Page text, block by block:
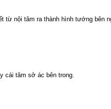
từ nội tâm ra thành hình tướng bên
cái tâm sở ác bên trong.